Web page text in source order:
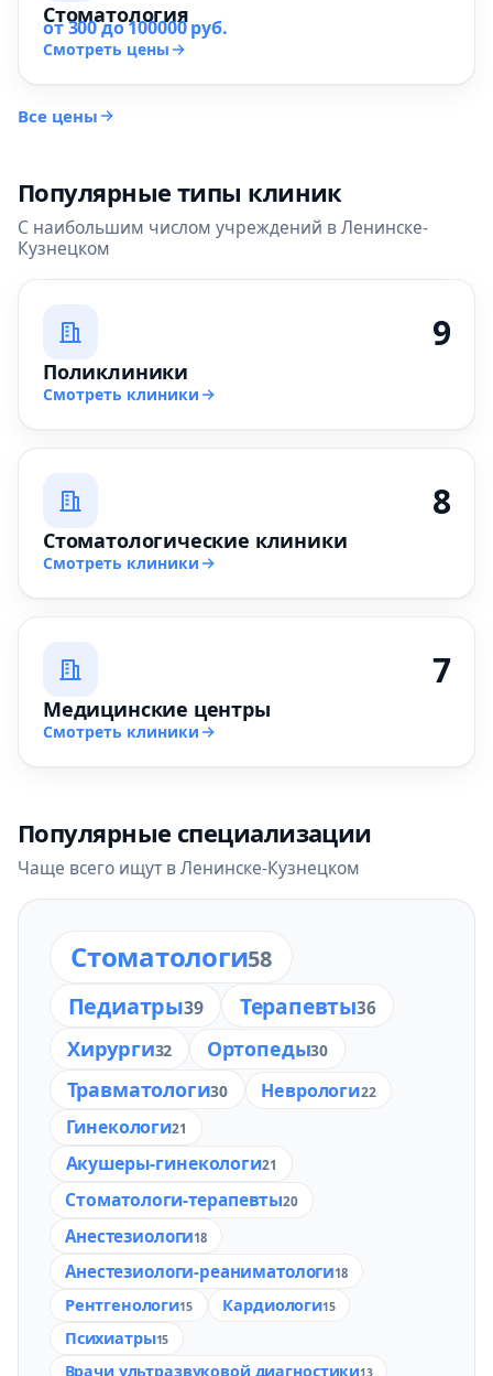
Стоматология
от 300 до 100000 руб.
Смотреть цены
Все цены
Популярные типы клиник
С наибольшим числом учреждений в Ленинске-
Кузнецком
9
Поликлиники
Смотреть клиники
8
Стоматологические клиники
Смотреть клиники
7
Медицинские центры
Смотреть клиники
Популярные специализации
Чаще всего ищут в Ленинске-Кузнецком
Стоматологи58
Педиатры39 Терапевты36
Хирурги32 Ортопеды30
Травматологи30 Неврологи22
Гинекологи21
Акушеры-гинекологи21
Стоматологи-терапевты20
Анестезиологи18
Анестезиологи-реаниматологи18
Рентгенологи15 Кардиологи15
Психиатры15
Врачи ультразвуковой диагностики